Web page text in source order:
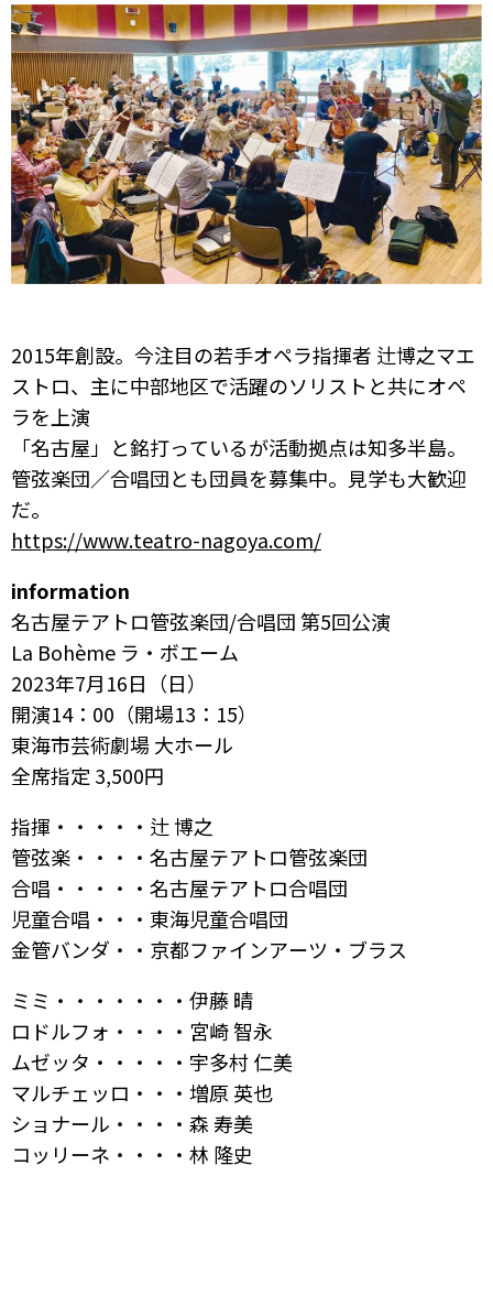
2015年創設。今注目の若手オペラ指揮者 辻博之マエ
ストロ、主に中部地区で活躍のソリストと共にオペ
ラを上演
「名古屋」と銘打っているが活動拠点は知多半島。
管弦楽団／合唱団とも団員を募集中。見学も大歓迎
だ。
https://www.teatro-nagoya.com/
information
名古屋テアトロ管弦楽団/合唱団 第5回公演
La Bohème ラ・ボエーム
2023年7月16日（日）
開演14：00（開場13：15）
東海市芸術劇場 大ホール
全席指定 3,500円
指揮・・・・・辻 博之
管弦楽・・・・名古屋テアトロ管弦楽団
合唱・・・・・名古屋テアトロ合唱団
児童合唱・・・東海児童合唱団
金管バンダ・・京都ファインアーツ・ブラス
ミミ・・・・・・・伊藤 晴
ロドルフォ・・・・宮崎 智永
ムゼッタ・・・・・宇多村 仁美
マルチェッロ・・・増原 英也
ショナール・・・・森 寿美
コッリーネ・・・・林 隆史